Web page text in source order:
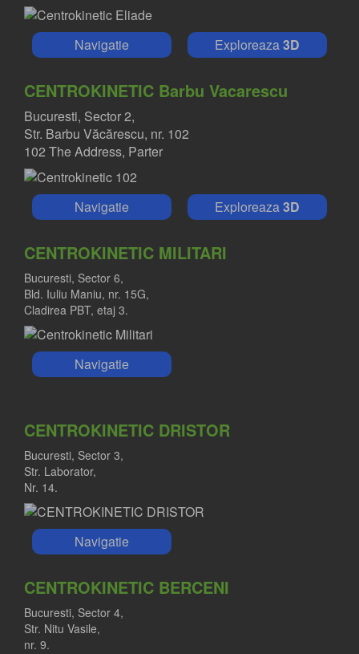
Navigatie Exploreaza3D
CENTROKINETIC Barbu Vacarescu
Bucuresti, Sector 2,
Str. Barbu Văcărescu, nr. 102
102 The Address, Parter
Navigatie Exploreaza3D
CENTROKINETIC MILITARI
Bucuresti, Sector 6,
Bld. Iuliu Maniu, nr. 15G,
Cladirea PBT, etaj 3.
Navigatie
CENTROKINETIC DRISTOR
Bucuresti, Sector 3,
Str. Laborator,
Nr. 14.
Navigatie
CENTROKINETIC BERCENI
Bucuresti, Sector 4,
Str. Nitu Vasile,
nr. 9.